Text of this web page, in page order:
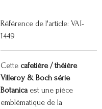
Référence de l'article: VAI-
1449
Cette cafetière / théière
Villeroy & Boch série
Botanica est une pièce
emblématique de la